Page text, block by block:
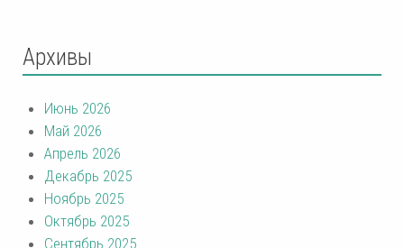
Архивы
Июнь 2026
Май 2026
Апрель 2026
Декабрь 2025
Ноябрь 2025
Октябрь 2025
Сентябрь 2025